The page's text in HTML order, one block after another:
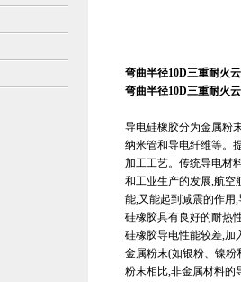
弯曲半径10D三重耐火
弯曲半径10D三重耐火
导电硅橡胶分为金属粉
纳米管和导电纤维等。
加工工艺。传统导电材
和工业生产的发展,航空
能,又能起到减震的作用
硅橡胶具有良好的耐热
硅橡胶导电性能较差,加
金属粉末(如银粉、镍粉
粉末相比,非金属材料的